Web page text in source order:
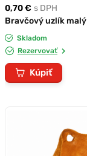
0,70 € s DPH
Bravčový uzlík malý
Skladom
Rezervovať
Kúpiť